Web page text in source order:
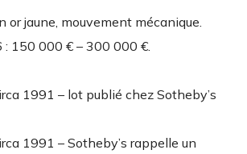
or jaune, mouvement mécanique.
150 000 € – 300 000 €.
1991 – lot publié chez Sotheby’s
1991 – Sotheby’s rappelle un